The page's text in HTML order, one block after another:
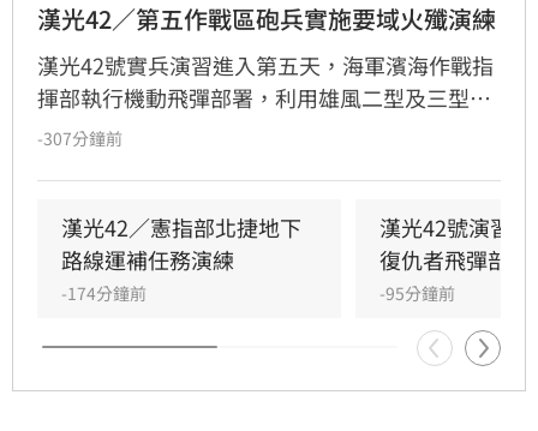
漢光42／第五作戰區砲兵實施要域火殲演練
漢光42號實兵演習進入第五天，海軍濱海作戰指
揮部執行機動飛彈部署，利用雄風二型及三型飛
彈扼控關鍵海域；第五作戰區實施「要域火殲」
援，在風雨中迅速抵達戰術位置，展現高機動性
與精準遠程打擊力。
-307分鐘前
漢光42／憲指部北捷地下
路線運補任務演練
-174分鐘前
漢光42號演習
復仇者飛彈部隊
-95分鐘前